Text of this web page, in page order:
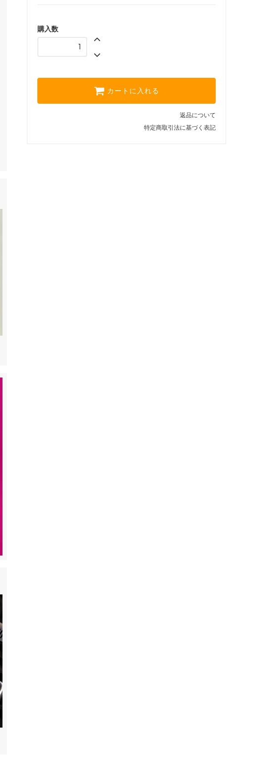
購入数
カートに入れる
返品について
特定商取引法に基づく表記